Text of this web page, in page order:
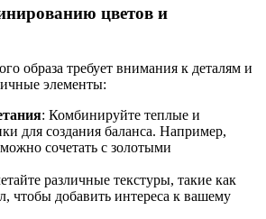
цветов и
образа требует внимания к деталям и
элементы:
: Комбинируйте теплые и
для создания баланса. Например,
сочетать с золотыми
различные текстуры, такие как
чтобы добавить интереса к вашему